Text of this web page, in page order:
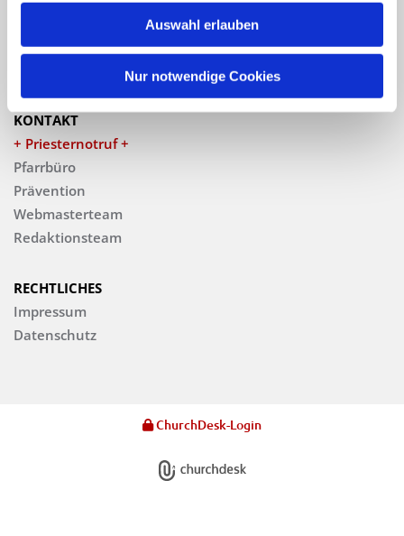
Auswahl erlauben
Nur notwendige Cookies
Gottesdienste
KONTAKT
+ Priesternotruf +
Pfarrbüro
Prävention
Webmasterteam
Redaktionsteam
RECHTLICHES
Impressum
Datenschutz
ChurchDesk-Login